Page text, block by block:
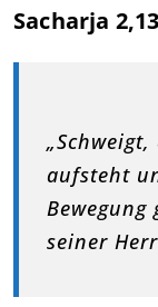
Sacharja
aufsteht
seiner